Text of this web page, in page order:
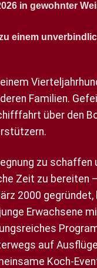
in gewohnter
einem
Familien.
über den
zu
Zeit zu
2000
Erwachsene
auf
Koch-